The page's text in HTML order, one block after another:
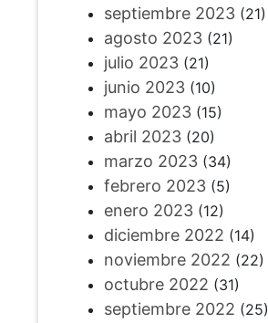
septiembre 2023(21)
agosto 2023(21)
julio 2023(21)
junio 2023(10)
mayo 2023(15)
abril 2023(20)
marzo 2023(34)
febrero 2023(5)
enero 2023(12)
diciembre 2022 (14)
noviembre 2022 (22)
octubre 2022 (31)
septiembre 2022 (25)